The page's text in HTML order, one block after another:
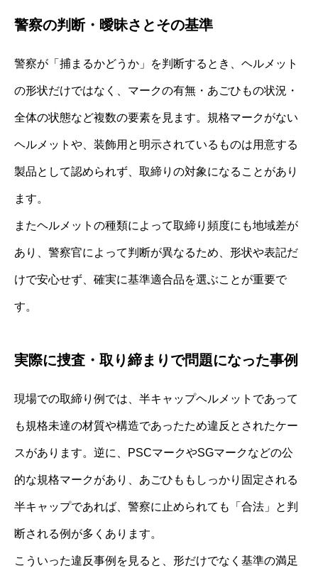
警察の判断・曖昧さとその基準
警察が「捕まるかどうか」を判断するとき、ヘルメット
の形状だけではなく、マークの有無・あごひもの状況・
全体の状態など複数の要素を見ます。規格マークがない
ヘルメットや、装飾用と明示されているものは用意する
製品として認められず、取締りの対象になることがあり
ます。
またヘルメットの種類によって取締り頻度にも地域差が
あり、警察官によって判断が異なるため、形状や表記だ
けで安心せず、確実に基準適合品を選ぶことが重要で
す。
実際に捜査・取り締まりで問題になった事例
現場での取締り例では、半キャップヘルメットであって
も規格未達の材質や構造であったため違反とされたケー
スがあります。逆に、PSCマークやSGマークなどの公
的な規格マークがあり、あごひももしっかり固定される
半キャップであれば、警察に止められても「合法」と判
断される例が多くあります。
こういった違反事例を見ると、形だけでなく基準の満足